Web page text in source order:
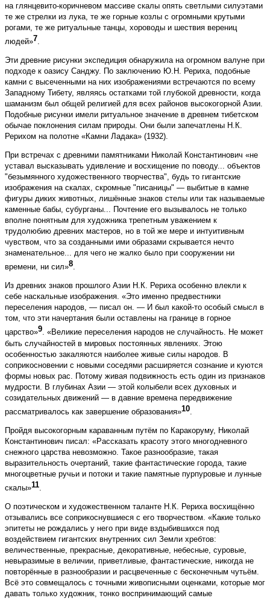
на глянцевито-коричневом массиве скалы опять светлыми силуэтами
те же стрелки из лука, те же горные козлы с огромными крутыми
рогами, те же ритуальные танцы, хороводы и шествия верениц
людей»7.
Эти древние рисунки экспедиция обнаружила на огромном валуне при
подходе к оазису Санджу. По заключению Ю.Н. Рериха, подобные
камни с высеченными на них изображениями встречаются по всему
Западному Тибету, являясь остатками той глубокой древности, когда
шаманизм был общей религией для всех районов высокогорной Азии.
Подобные рисунки имели ритуальное значение в древнем тибетском
обычае поклонения силам природы. Они были запечатлены Н.К.
Рерихом на полотне «Камни Ладака» (1932).
При встречах с древними памятниками Николай Константинович «не
уставал высказывать удивление и восхищение по поводу... объектов
"безымянного художественного творчества", будь то гигантские
изображения на скалах, скромные "писаницы" — выбитые в камне
фигуры диких животных, лишённые знаков стелы или так называемые
каменные бабы, субурганы... Почтение его вызывалось не только
вполне понятным для художника трепетным уважением к
трудолюбию древних мастеров, но в той же мере и интуитивным
чувством, что за созданными ими образами скрывается нечто
знаменательное... для чего не жалко было при сооружении ни
времени, ни сил»8.
Из древних знаков прошлого Азии Н.К. Рериха особенно влекли к
себе наскальные изображения. «Это именно предвестники
переселения народов, — писал он. — И был какой-то особый смысл в
том, что эти начертания были оставлены на границе в горное
царство»9. «Великие переселения народов не случайность. Не может
быть случайностей в мировых постоянных явлениях. Этою
особенностью закаляются наиболее живые силы народов. В
соприкосновении с новыми соседями расширяется сознание и куются
формы новых рас. Потому живая подвижность есть один из признаков
мудрости. В глубинах Азии — этой колыбели всех духовных и
созидательных движений — в давние времена передвижение
рассматривалось как завершение образования»10.
Пройдя высокогорным караванным путём по Каракоруму, Николай
Константинович писал: «Рассказать красоту этого многодневного
снежного царства невозможно. Такое разнообразие, такая
выразительность очертаний, такие фантастические города, такие
многоцветные ручьи и потоки и такие памятные пурпуровые и лунные
скалы»11.
О поэтическом и художественном таланте Н.К. Рериха восхищённо
отзывались все соприкоснувшиеся с его творчеством. «Какие только
эпитеты не рождались у него при виде вздыбившихся под
воздействием гигантских внутренних сил Земли хребтов:
величественные, прекрасные, декоративные, небесные, суровые,
невыразимые в величии, приветливые, фантастические, никогда не
повторённые в разнообразии и расцвеченные с бесконечным чутьём.
Всё это совмещалось с точными живописными оценками, которые мог
давать только художник, тонко воспринимающий самые